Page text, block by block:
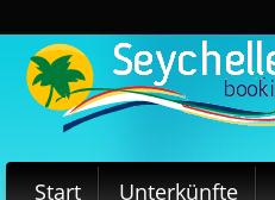
Start Unterkünfte